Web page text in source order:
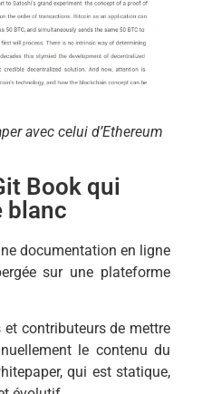
avec celui d’Ethereum
Book qui
blanc
documentation en ligne
sur une plateforme
contributeurs de mettre
le contenu du
qui est statique,